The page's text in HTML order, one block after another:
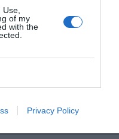
of my
with the
Privacy Policy
(moins de 30)